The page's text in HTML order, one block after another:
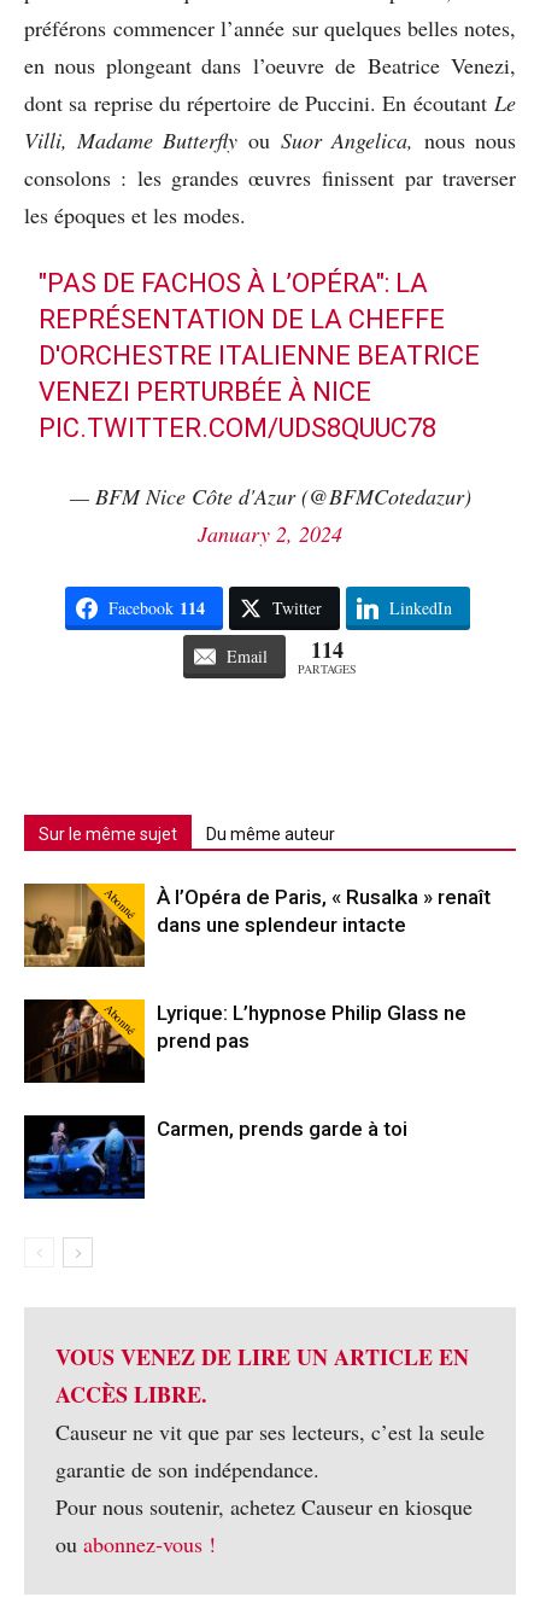
préférons commencer l’année sur quelques belles notes,
en nous plongeant dans l’oeuvre de Beatrice Venezi,
dont sa reprise du répertoire de Puccini. En écoutant Le
Villi, Madame Butterfly ou Suor Angelica, nous nous
consolons : les grandes œuvres finissent par traverser
les époques et les modes.
"PAS DE FACHOS À L’OPÉRA": LA
REPRÉSENTATION DE LA CHEFFE
D'ORCHESTRE ITALIENNE BEATRICE
VENEZI PERTURBÉE À NICE
PIC.TWITTER.COM/UDS8QUUC78
— BFM Nice Côte d'Azur (@BFMCotedazur)
January 2, 2024
Facebook 114 Twitter LinkedIn
Email 114
PARTAGES
Sur le même sujet Du même auteur
Abonné
À l’Opéra de Paris, « Rusalka » renaît
dans une splendeur intacte
Abonné
Lyrique: L’hypnose Philip Glass ne
prend pas
Carmen, prends garde à toi
VOUS VENEZ DE LIRE UN ARTICLE EN
ACCÈS LIBRE.
Causeur ne vit que par ses lecteurs, c’est la seule
garantie de son indépendance.
Pour nous soutenir, achetez Causeur en kiosque
ou abonnez-vous !